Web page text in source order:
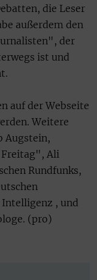
die Leser
außerdem den
der
ist und
auf der Webseite
Weitere
Augstein,
Ali
Rundfunks,
, und
(pro)